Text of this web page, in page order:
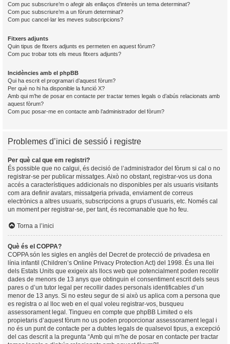
Com puc subscriure’m o afegir als enllaços d’interès un tema determinat?
Com puc subscriure’m a un fòrum determinat?
Com puc cancel·lar les meves subscripcions?
Fitxers adjunts
Quin tipus de fitxers adjunts es permeten en aquest fòrum?
Com puc trobar tots els meus fitxers adjunts?
Incidències amb el phpBB
Qui ha escrit el programari d’aquest fòrum?
Per què no hi ha disponible la funció X?
Amb qui m’he de posar en contacte per tractar temes legals o d’abús relacionats amb
aquest fòrum?
Com puc posar-me en contacte amb l’administrador del fòrum?
Problemes d’inici de sessió i registre
Per què cal que em registri?
És possible que no calgui, és decisió de l’administrador del fòrum si cal o no
registrar-se per publicar missatges. Això no obstant, registrar-vos us dona
accés a característiques addicionals no disponibles per als usuaris visitants
com ara definir avatars, missatgeria privada, enviament de correus
electrònics a altres usuaris, subscripcions a grups d’usuaris, etc. Només cal
un moment per registrar-se, per tant, és recomanable que ho feu.
Torna a l’inici
Què és el COPPA?
COPPA són les sigles en anglès del Decret de protecció de privadesa en
línia infantil (Children’s Online Privacy Protection Act) del 1998. És una llei
dels Estats Units que exigeix als llocs web que potencialment poden recollir
dades de menors de 13 anys que obtinguin el consentiment escrit dels seus
pares o d’un tutor legal per recollir dades personals identificables d’un
menor de 13 anys. Si no esteu segur de si això us aplica com a persona que
es registra o al lloc web en el qual voleu registrar-vos, busqueu
assessorament legal. Tingueu en compte que phpBB Limited o els
propietaris d’aquest fòrum no us poden proporcionar assessorament legal i
no és un punt de contacte per a dubtes legals de qualsevol tipus, a excepció
del cas descrit a la pregunta “Amb qui m’he de posar en contacte per tractar